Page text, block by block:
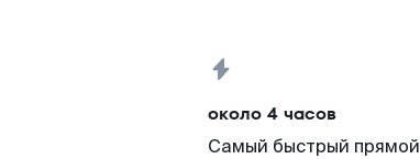
около 4 часов
Самый быстрый прямой